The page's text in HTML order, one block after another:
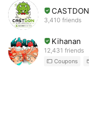
CASTDON
3,410 friends
Kihanan
12,431 friends
Coupons